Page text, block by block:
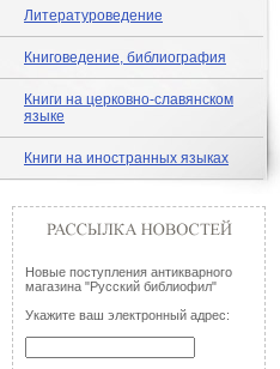
Литературоведение
Книговедение, библиография
Книги на церковно-славянском
языке
Книги на иностранных языках
Новые поступления антикварного
магазина "Русский библиофил"
Укажите ваш электронный адрес: